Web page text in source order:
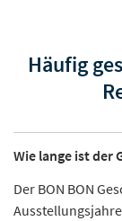
Häufig
Wie lange ist der
Der BON BON